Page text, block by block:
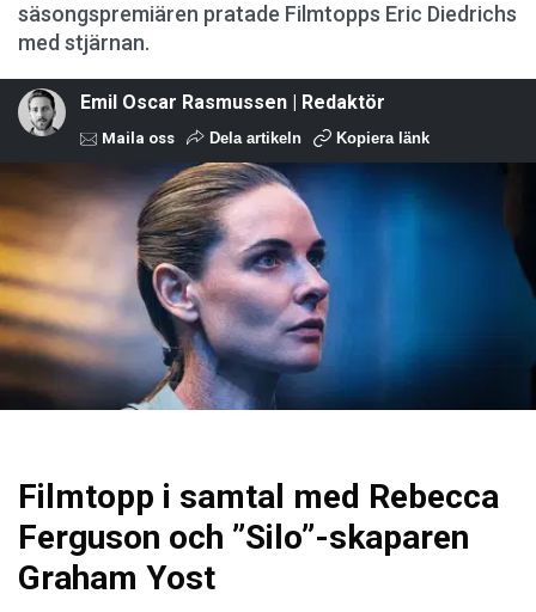
säsongspremiären pratade Filmtopps Eric Diedrichs
med stjärnan.
Emil Oscar Rasmussen | Redaktör
Maila oss Dela artikeln Kopiera länk
Filmtopp i samtal med Rebecca
Ferguson och ”Silo”-skaparen
Graham Yost